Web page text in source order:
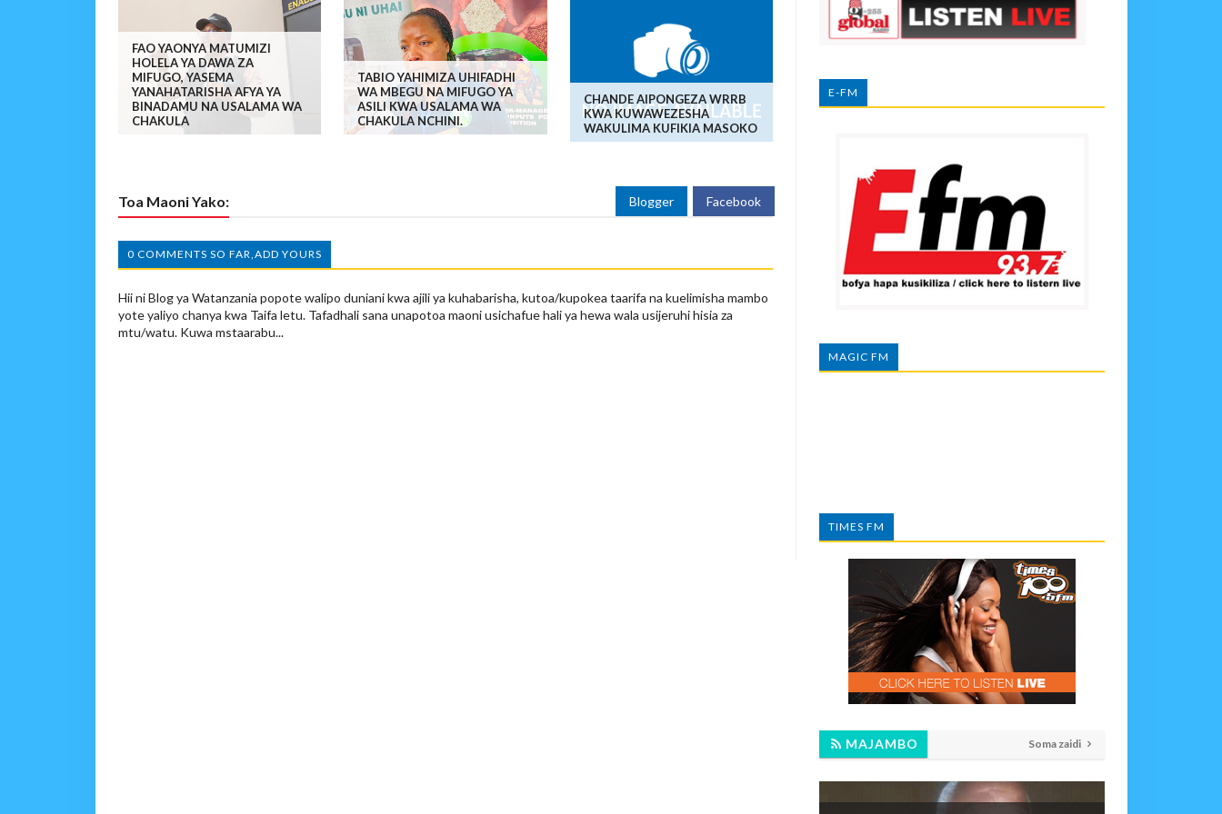
FAO YAONYA MATUMIZI
HOLELA YA DAWA ZA
MIFUGO, YASEMA
YANAHATARISHA AFYA YA
BINADAMU NA USALAMA WA
CHAKULA
TABIO YAHIMIZA UHIFADHI
WA MBEGU NA MIFUGO YA
ASILI KWA USALAMA WA
CHAKULA NCHINI.
CHANDE AIPONGEZA WRRB
KWA KUWAWEZESHA
WAKULIMA KUFIKIA MASOKO
Toa Maoni Yako: Blogger Facebook
0 COMMENTS SO FAR,ADD YOURS
Hii ni Blog ya Watanzania popote walipo duniani kwa ajili ya kuhabarisha, kutoa/kupokea taarifa na kuelimisha mambo
yote yaliyo chanya kwa Taifa letu. Tafadhali sana unapotoa maoni usichafue hali ya hewa wala usijeruhi hisia za
mtu/watu. Kuwa mstaarabu...
E-FM
MAGIC FM
TIMES FM
MAJAMBO Soma zaidi